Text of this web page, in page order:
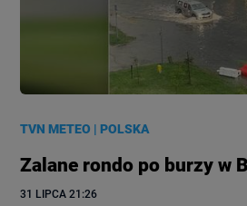
TVN METEO |POLSKA
Zalane rondo po burzy w
31 LIPCA 21:26